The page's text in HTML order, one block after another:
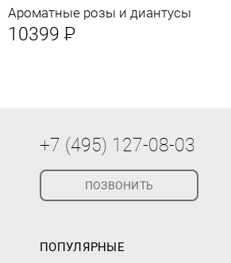
Ароматные розы и диантусы
10399 Р
+7 (495) 127-08-03
ПОЗВОНИТЬ
ПОПУЛЯРНЫЕ